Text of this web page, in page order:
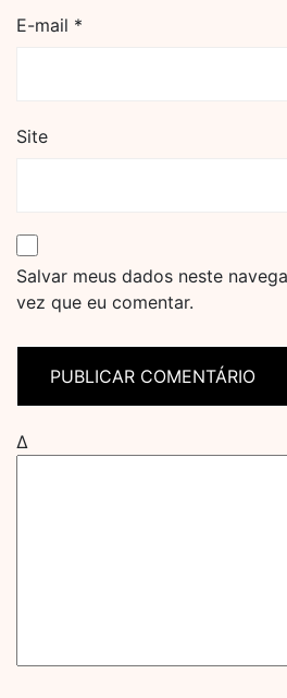
E-mail *
Site
Salvar meus dados neste
vez que eu comentar.
Δ